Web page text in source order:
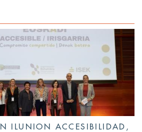
ILUNION ACCESIBILIDAD,